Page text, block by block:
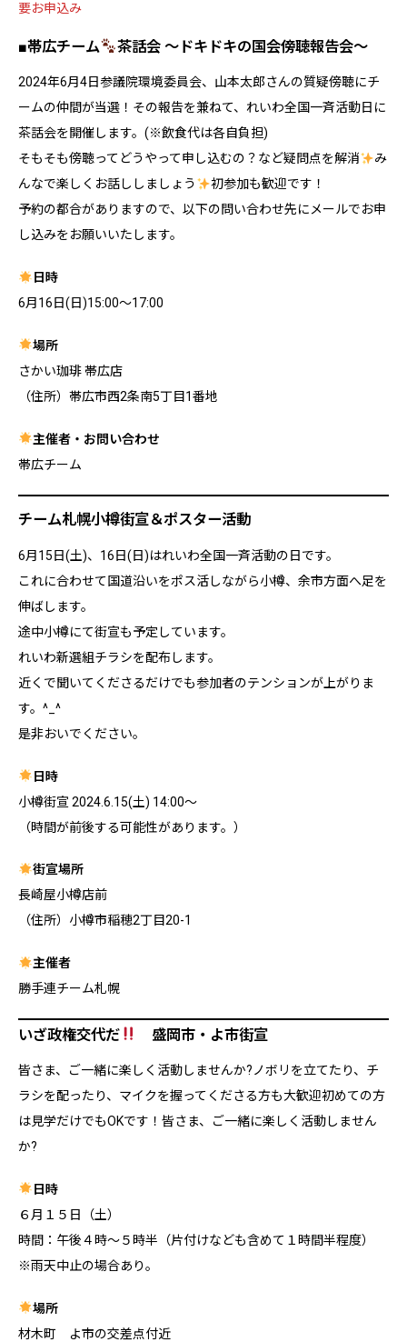
要お申込み
■帯広チーム 茶話会 ～ドキドキの国会傍聴報告会～
2024年6月4日参議院環境委員会、山本太郎さんの質疑傍聴にチ
ームの仲間が当選！その報告を兼ねて、れいわ全国一斉活動日に
茶話会を開催します。(※飲食代は各自負担)
そもそも傍聴ってどうやって申し込むの？など疑問点を解消
み
んなで楽しくお話ししましょう
初参加も歓迎です！
予約の都合がありますので、以下の問い合わせ先にメールでお申
し込みをお願いいたします。
日時
6月16日(日)15:00〜17:00
場所
さかい珈琲 帯広店
（住所）帯広市西2条南5丁目1番地
主催者・お問い合わせ
帯広チーム
チーム札幌小樽街宣＆ポスター活動
6月15日(土)、16日(日)はれいわ全国一斉活動の日です。
これに合わせて国道沿いをポス活しながら小樽、余市方面へ足を
伸ばします。
途中小樽にて街宣も予定しています。
れいわ新選組チラシを配布します。
近くで聞いてくださるだけでも参加者のテンションが上がりま
す。^_^
是非おいでください。
日時
小樽街宣 2024.6.15(土) 14:00～
（時間が前後する可能性があります。）
街宣場所
長崎屋小樽店前
（住所）小樽市稲穂2丁目20-1
主催者
勝手連チーム札幌
いざ政権交代だ 盛岡市・よ市街宣
皆さま、ご一緒に楽しく活動しませんか?ノボリを立てたり、チ
ラシを配ったり、マイクを握ってくださる方も大歓迎初めての方
は見学だけでもOKです！皆さま、ご一緒に楽しく活動しません
か?
日時
６月１５日（土）
時間：午後４時〜５時半（片付けなども含めて１時間半程度）
※雨天中止の場合あり。
場所
材木町 よ市の交差点付近